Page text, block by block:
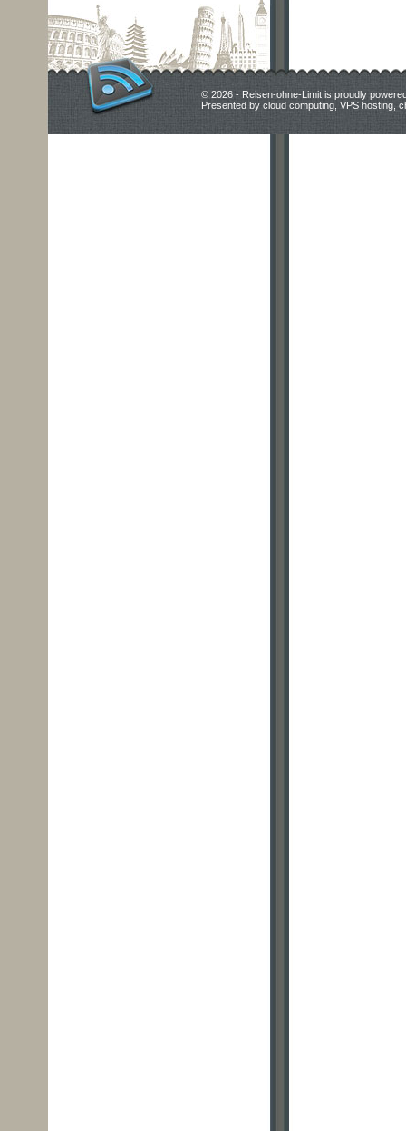
© 2026 - Reisen-ohne-Limit is proudly
Presented by cloud computing VPS hosting